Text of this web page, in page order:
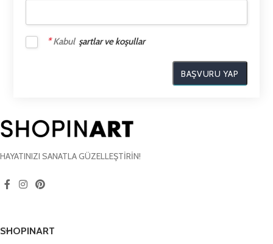
*Kabulşartlar ve koşullar
HAYATINIZI SANATLA GÜZELLEŞTİRİN!
SHOPINART